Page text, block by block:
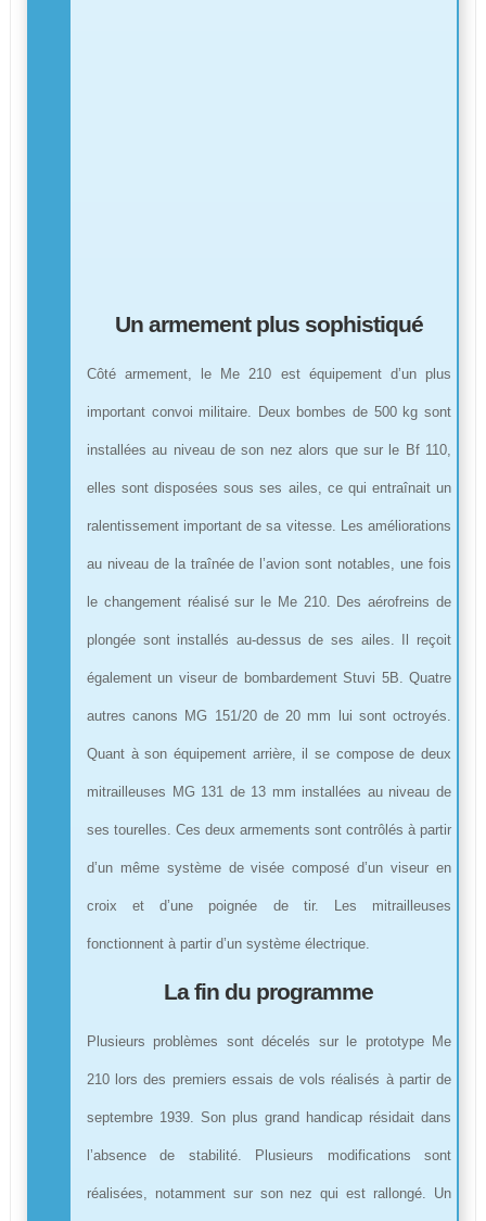
Un armement plus sophistiqué
Côté armement, le Me 210 est équipement d’un plus
important convoi militaire. Deux bombes de 500 kg sont
installées au niveau de son nez alors que sur le Bf 110,
elles sont disposées sous ses ailes, ce qui entraînait un
ralentissement important de sa vitesse. Les améliorations
au niveau de la traînée de l’avion sont notables, une fois
le changement réalisé sur le Me 210. Des aérofreins de
plongée sont installés au-dessus de ses ailes. Il reçoit
également un viseur de bombardement Stuvi 5B. Quatre
autres canons MG 151/20 de 20 mm lui sont octroyés.
Quant à son équipement arrière, il se compose de deux
mitrailleuses MG 131 de 13 mm installées au niveau de
ses tourelles. Ces deux armements sont contrôlés à partir
d’un même système de visée composé d’un viseur en
croix et d’une poignée de tir. Les mitrailleuses
fonctionnent à partir d’un système électrique.
La fin du programme
Plusieurs problèmes sont décelés sur le prototype Me
210 lors des premiers essais de vols réalisés à partir de
septembre 1939. Son plus grand handicap résidait dans
l’absence de stabilité. Plusieurs modifications sont
réalisées, notamment sur son nez qui est rallongé. Un